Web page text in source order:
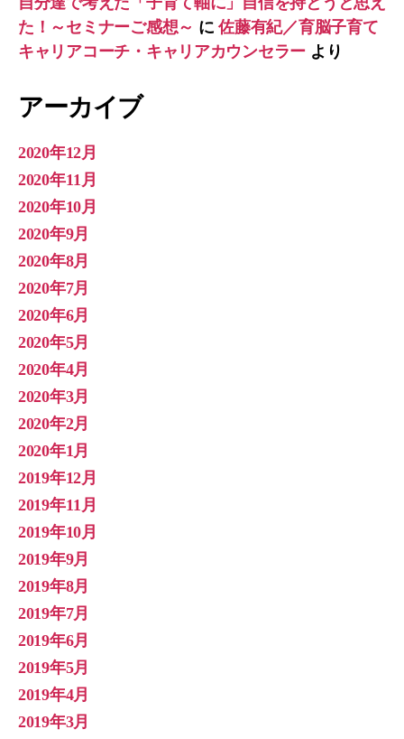
た！～セミナーご感想～ に佐藤有紀／育脳子育て
キャリアコーチ・キャリアカウンセラー より
アーカイブ
2020年12月
2020年11月
2020年10月
2020年9月
2020年8月
2020年7月
2020年6月
2020年5月
2020年4月
2020年3月
2020年2月
2020年1月
2019年12月
2019年11月
2019年10月
2019年9月
2019年8月
2019年7月
2019年6月
2019年5月
2019年4月
2019年3月